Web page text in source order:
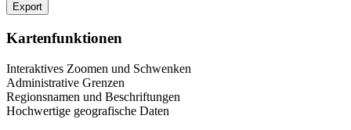
Export
+
Kartenfunktionen
Interaktives Zoomen und Schwenken
Administrative Grenzen
Regionsnamen und Beschriftungen
Hochwertige geografische Daten